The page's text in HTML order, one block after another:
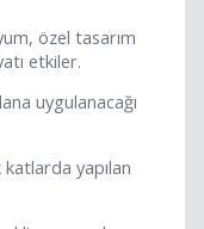
özel tasarım
etkiler.
uygulanacağı
yapılan